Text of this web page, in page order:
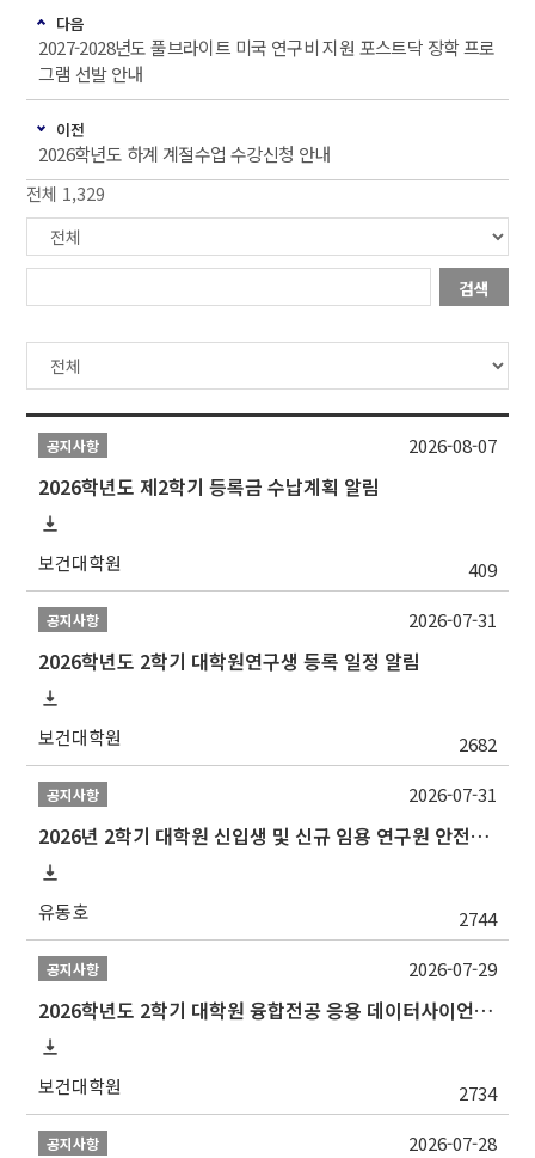
다음
2027-2028년도 풀브라이트 미국 연구비 지원 포스트닥 장학 프로
그램 선발 안내
이전
2026학년도 하계 계절수업 수강신청 안내
전체 1,329
검색
공지사항
2026학년도 제2학기 등록금 수납계획 알림
보건대학원 409
2026-08-07
공지사항
2026학년도 2학기 대학원연구생 등록 일정 알림
보건대학원 2682
2026-07-31
공지사항
2026년 2학기 대학원 신입생 및 신규 임용 연구원 안전환경교육(신규교육) 실시 안내
유동호 2744
2026-07-31
공지사항
2026학년도 2학기 대학원 융합전공 응용 데이터사이언스 선발 계획 알림
보건대학원 2734
2026-07-29
공지사항 2026-07-28